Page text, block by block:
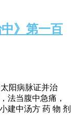
中》第一百
阳病脉证并治
法当腹中急痛，
建中汤方 药 物 剂